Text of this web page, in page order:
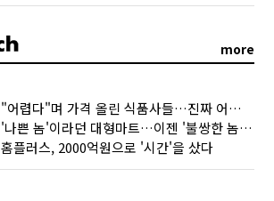
more
"어렵다"며 가격 올린 식품사들…진짜 어려운 거 맞아?
'나쁜 놈'이라던 대형마트…이젠 '불쌍한 놈' 됐다
홈플러스, 2000억원으로 '시간'을 샀다